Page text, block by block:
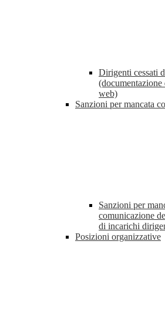
Dirigenti cessati
web)
Sanzioni per mancata
Sanzioni per
comunicazione
di incarichi
Posizioni organizzative